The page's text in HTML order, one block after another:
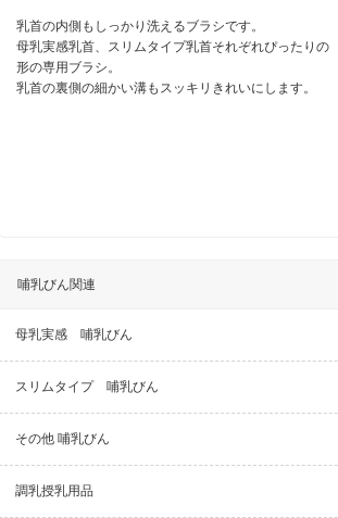
乳首の内側もしっかり洗えるブラシです。
母乳実感乳首、スリムタイプ乳首それぞれぴったりの
形の専用ブラシ。
乳首の裏側の細かい溝もスッキリきれいにします。
哺乳びん関連
母乳実感 哺乳びん
スリムタイプ 哺乳びん
その他 哺乳びん
調乳授乳用品